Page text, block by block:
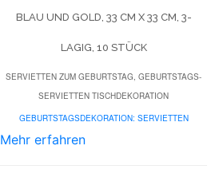
BLAU UND GOLD, 33 CM X 33 CM, 3-
LAGIG, 10 STÜCK
SERVIETTEN ZUM GEBURTSTAG, GEBURTSTAGS-
SERVIETTEN TISCHDEKORATION
GEBURTSTAGSDEKORATION: SERVIETTEN
Mehr erfahren